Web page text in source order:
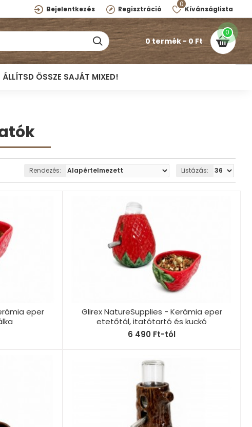
Bejelentkezés Regisztráció Kívánságlista
0
0 termék - 0 Ft
0
ÁLLÍTSD ÖSSZE SAJÁT MIXED!
Rendezés: Listázás:
eper
Glirex NatureSupplies - Kerámia eper
etetőtál, itatótartó és kuckó
6 490 Ft-tól